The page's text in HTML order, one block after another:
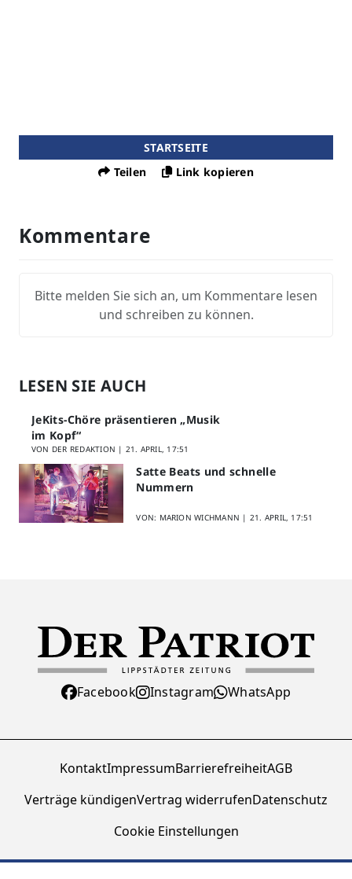
STARTSEITE
Teilen
Link kopieren
Kommentare
Bitte melden Sie sich an, um Kommentare lesen
und schreiben zu können.
LESEN SIE AUCH
JeKits-Chöre präsentieren „Musik
im Kopf“
VON DER REDAKTION | 21. APRIL, 17:51
Satte Beats und schnelle
Nummern
VON: MARION WICHMANN | 21. APRIL, 17:51
Facebook Instagram WhatsApp
KontaktImpressumBarrierefreiheitAGB
Verträge kündigenVertrag widerrufenDatenschutz
Cookie Einstellungen